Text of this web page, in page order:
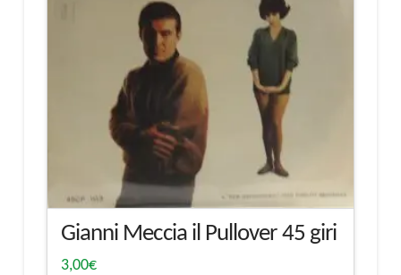
Gianni Meccia il Pullover 45 giri
3,00€